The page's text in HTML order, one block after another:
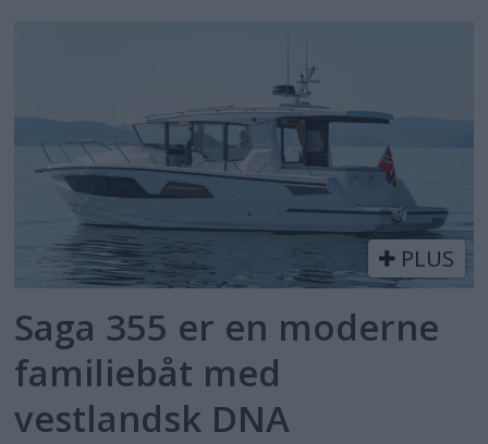
PLUS
Saga 355 er en moderne
familiebåt med
vestlandsk DNA